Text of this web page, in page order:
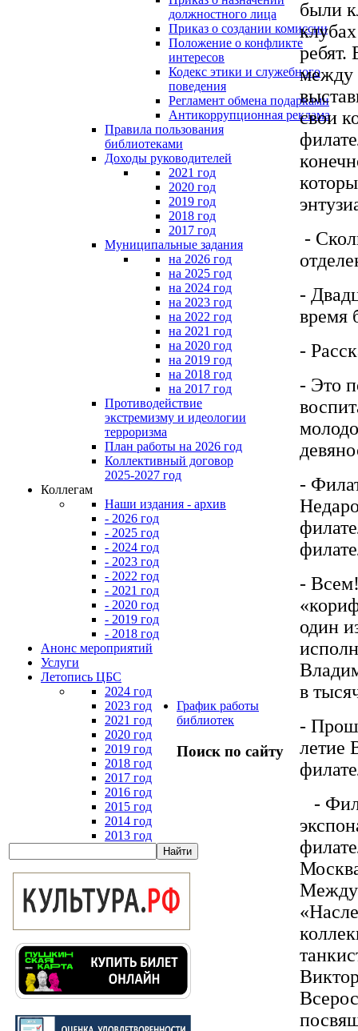
должностного лица
Приказ о создании комиссии
Положение о конфликте
интересов
Кодекс этики и служебного
поведения
Регламент обмена подарками
Антикоррупционная реклама
Правила пользования
библиотеками
Доходы руководителей
2021 год
2020 год
2019 год
2018 год
2017 год
Муниципальные задания
на 2026 год
на 2025 год
на 2024 год
на 2023 год
на 2022 год
на 2021 год
на 2020 год
на 2019 год
на 2018 год
на 2017 год
Противодействие
экстремизму и идеологии
терроризма
План работы на 2026 год
Коллективный договор
2025-2027 год
Коллегам
Наши издания - архив
- 2026 год
- 2025 год
- 2024 год
- 2023 год
- 2022 год
- 2021 год
- 2020 год
- 2019 год
- 2018 год
Анонс мероприятий
Услуги
Летопись ЦБС
2024 год
2023 год
2021 год
2020 год
2019 год
2018 год
2017 год
2016 год
2015 год
2014 год
2013 год
График работы
библиотек
Поиск по сайту
были
ребят.
между
свои
-
-
время
-
- Это
-
-
один
в
-
летие
-